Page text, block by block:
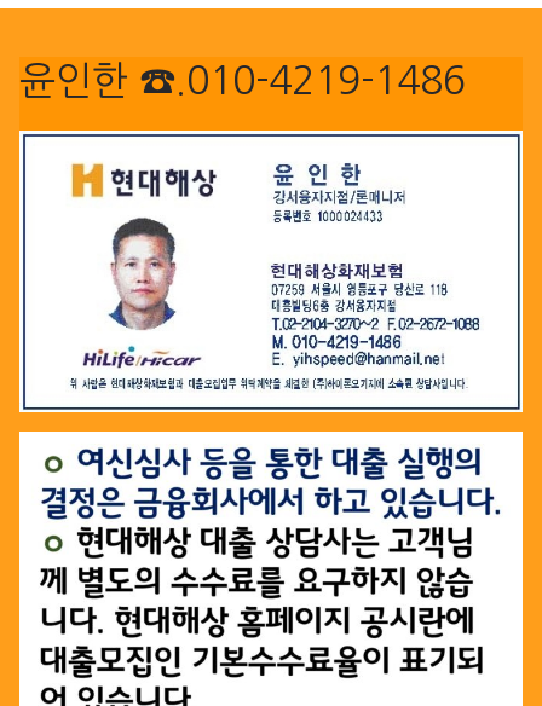
윤인한 ☎.010-4219-1486